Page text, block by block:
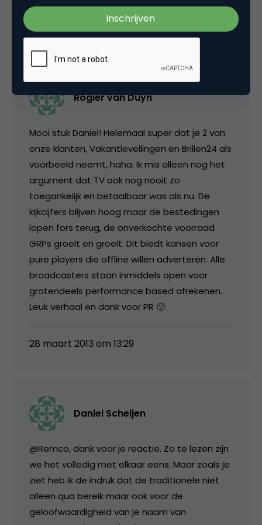
28 maart 2013 om 11:44
Rogier van Duyn
Mooi stuk Daniel! Helemaal super dat je 2 van
onze klanten, Vakantieveilingen en Brillen24 als
voorbeeld neemt, haha. Ik mis alleen nog het
argument dat TV ook nog nooit zo
toegankelijk en betaalbaar was als nu. De
kijkcijfers blijven hoog maar de bestedingen
lopen fors terug, de onverkochte voorraad
GRPs groeit en groeit. Dit biedt kansen voor
pure players die offline willen adverteren. Alle
broadcasters staan inmiddels open voor
grotendeels performance based afrekenen.
Leuk verhaal en dank voor PR 🙂
28 maart 2013 om 13:29
Daniel Scheijen
@Remco, dank voor je reactie. Zo te lezen zijn
we het volledig met elkaar eens. Maar zoals je
ziet heb ik de indruk dat de traditionele niet
alleen qua bereik maar ook voor de
geloofwaardigheid van je naam van